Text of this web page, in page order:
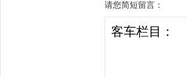
请您简短留言：